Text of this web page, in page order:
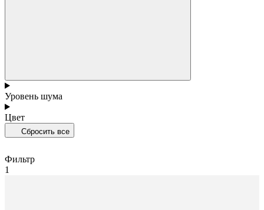
Уровень шума
Цвет
Сбросить все
Фильтр
1